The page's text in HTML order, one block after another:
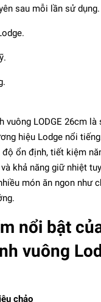
sau mỗi lần sử dụng.
vuông LODGE 26cm là
hiệu Lodge nổi
ổn định, tiết kiệm
khả năng giữ nhiệt
món ăn ngon như
nổi bật
vuông
chảo